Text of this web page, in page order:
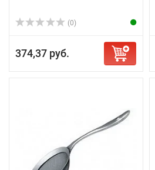
(0)
374,37 руб.